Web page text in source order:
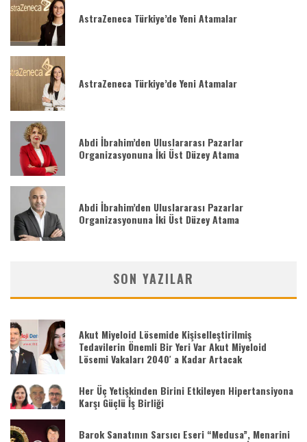
AstraZeneca Türkiye’de Yeni Atamalar
AstraZeneca Türkiye’de Yeni Atamalar
Abdi İbrahim’den Uluslararası Pazarlar
Organizasyonuna İki Üst Düzey Atama
Abdi İbrahim’den Uluslararası Pazarlar
Organizasyonuna İki Üst Düzey Atama
SON YAZILAR
Akut Miyeloid Lösemide Kişiselleştirilmiş
Tedavilerin Önemli Bir Yeri Var Akut Miyeloid
Lösemi Vakaları 2040′ a Kadar Artacak
Her Üç Yetişkinden Birini Etkileyen Hipertansiyona
Karşı Güçlü İş Birliği
Barok Sanatının Sarsıcı Eseri “Medusa”, Menarini